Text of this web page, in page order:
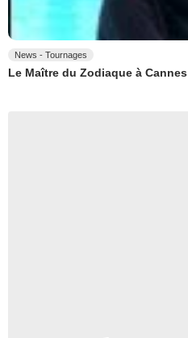
News - Tournages
Le Maître du Zodiaque à Cannes